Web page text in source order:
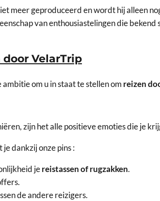
meer geproduceerd en wordt hij alleen
van enthousiastelingen die
VelarTrip
om u in staat te stellen om reizen
zijn het alle positieve emoties die je
dankzij onze pins :
jereistassen of rugzakken.
de andere reizigers.